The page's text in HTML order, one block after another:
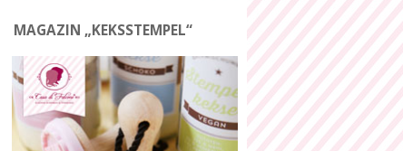
MAGAZIN „KEKSSTEMPEL“